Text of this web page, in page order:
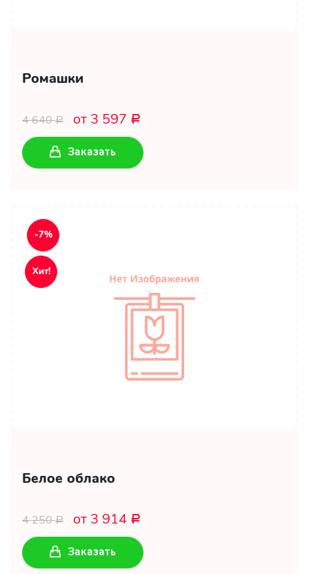
Ромашки
4 640Р от 3 597 Р
Заказать
-7%
Хит!
Белое облако
4 250Р от 3 914 Р
Заказать